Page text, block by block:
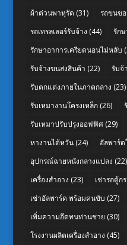
ผ้าต่วนพาหุรัด (31) รถขนข
รถเทรลเลอร์รับจ้าง (44) รัก
รักษาอาการเครียดนอนไม่หลับ
รับจ้างขนส่งสินค้า (22) รับจ้
รับตกแต่งภายในภาคกลาง (23)
รับเหมางานโครงเหล็ก(26)
รับเหมาปรับปรุงออฟฟิศ(29)
หางานไต้หวัน(24) อัลพาร์ด
อุปกรณ์ฉายหนังกลางแปลง (22)
เครื่องสำอาง (23) เช่ารถตู้ก
เช่าอัลพาร์ด พร้อมคนขับ (27)
เพิ่มความอึดทนท่านชาย (30)
โรงงานผลิตเครื่องสำอาง (45)